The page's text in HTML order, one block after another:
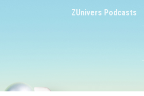
ZUnivers Podcasts